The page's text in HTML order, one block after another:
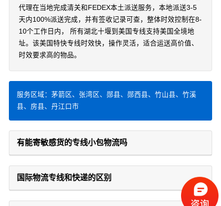
代理在当地完成清关和FEDEX本土派送服务，本地派送3-5
天内100%派送完成，并有签收记录可查，整体时效控制在8-
10个工作日内， 所有湖北十堰到美国专线支持美国全境地
址。该美国特快专线时效快，操作灵活，适合运送高价值、
时效要求高的物品。
服务区域：茅箭区、张湾区、郧县、郧西县、竹山县、竹溪
县、房县、丹江口市
有能寄敏感货的专线小包物流吗
国际物流专线和快递的区别